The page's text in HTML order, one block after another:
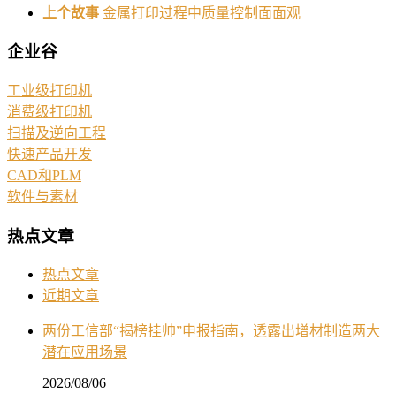
上个故事 金属打印过程中质量控制面面观
企业谷
工业级打印机
消费级打印机
扫描及逆向工程
快速产品开发
CAD和PLM
软件与素材
热点文章
热点文章
近期文章
两份工信部“揭榜挂帅”申报指南，透露出增材制造两大
潜在应用场景
2026/08/06